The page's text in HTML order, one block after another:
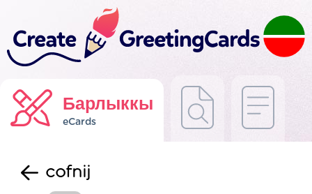
Барлыккы
eCards
cofnij